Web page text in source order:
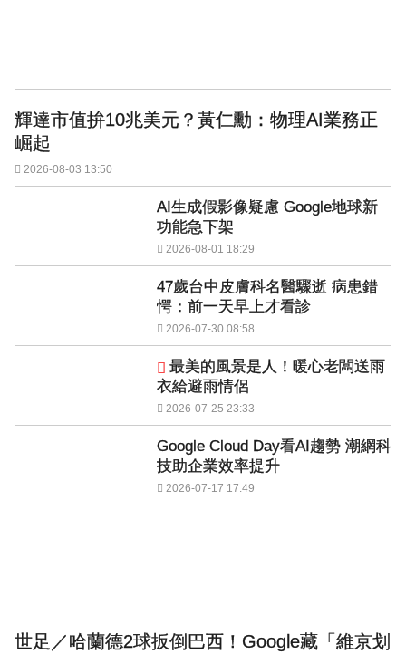
輝達市值拚10兆美元？黃仁勳：物理AI業務正
崛起
2026-08-03 13:50
AI生成假影像疑慮 Google地球新
功能急下架
2026-08-01 18:29
47歲台中皮膚科名醫驟逝 病患錯
愕：前一天早上才看診
2026-07-30 08:58
最美的風景是人！暖心老闆送雨
衣給避雨情侶
2026-07-25 23:33
Google Cloud Day看AI趨勢 潮網科
技助企業效率提升
2026-07-17 17:49
世足／哈蘭德2球扳倒巴西！Google藏「維京划